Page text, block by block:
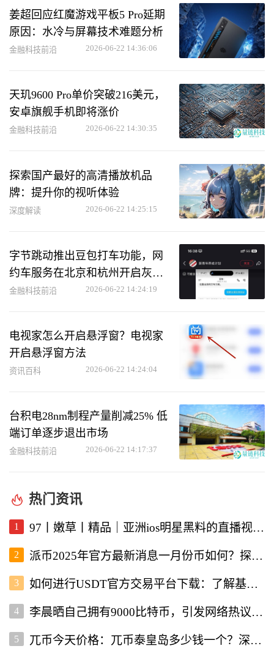
姜超回应红魔游戏平板5 Pro延期
原因：水冷与屏幕技术难题分析
金融科技前沿 2026-06-22 14:36:06
天玑9600 Pro单价突破216美元，
安卓旗舰手机即将涨价
金融科技前沿 2026-06-22 14:30:35
探索国产最好的高清播放机品
牌：提升你的视听体验
深度解读 2026-06-22 14:25:15
字节跳动推出豆包打车功能，网
约车服务在北京和杭州开启灰度
测试
金融科技前沿 2026-06-22 14:24:19
电视家怎么开启悬浮窗？电视家
开启悬浮窗方法
资讯百科 2026-06-22 14:24:04
台积电28nm制程产量削减25% 低
端订单逐步退出市场
金融科技前沿 2026-06-22 14:17:37
热门资讯
1 97丨嫩草丨精品｜亚洲ios明星黑料的直播视频软件深度解析
2 派币2025年官方最新消息一月份币如何？探讨未来发展与行情走势
3 如何进行USDT官方交易平台下载：了解基本流程与注意事项
4 李晨晒自己拥有9000比特币，引发网络热议与投资者关注
5 兀币今天价格：兀币泰皇岛多少钱一个？深入分析市场现状与未来走向